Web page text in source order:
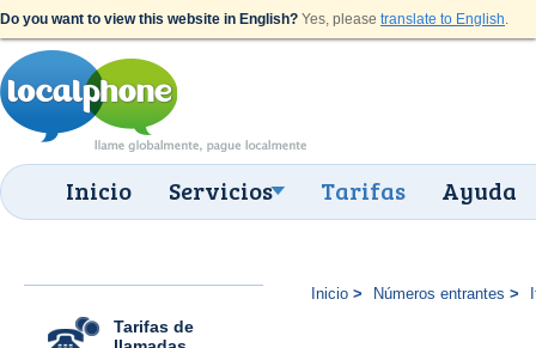
Do you want to view this website in English? Yes, please translate to English.
Inicio Servicios Tarifas Ayuda
Tarifas de
Inicio Números entrantes